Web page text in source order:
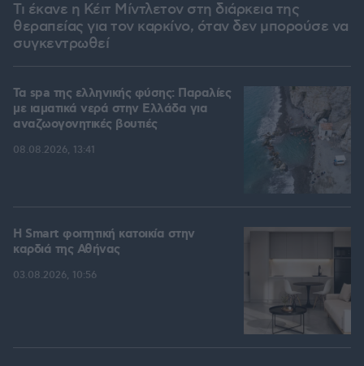
Τι έκανε η Κέιτ Μίντλετον στη διάρκεια της
θεραπείας για τον καρκίνο, όταν δεν μπορούσε να
συγκεντρωθεί
Τα spa της ελληνικής φύσης: Παραλίες
με ιαματικά νερά στην Ελλάδα για
αναζωογονητικές βουτιές
08.08.2026, 13:41
Η Smart φοιτητική κατοικία στην
καρδιά της Αθήνας
03.08.2026, 10:56